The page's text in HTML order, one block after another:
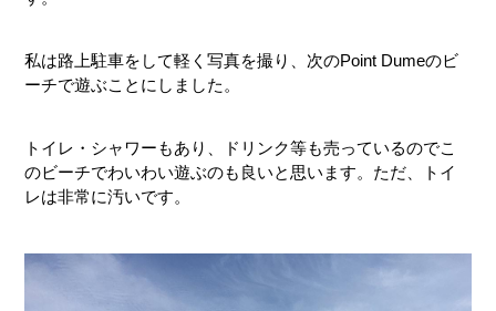
私は路上駐車をして軽く写真を撮り、次のPoint Dumeのビ
ーチで遊ぶことにしました。
トイレ・シャワーもあり、ドリンク等も売っているのでこ
のビーチでわいわい遊ぶのも良いと思います。ただ、トイ
レは非常に汚いです。